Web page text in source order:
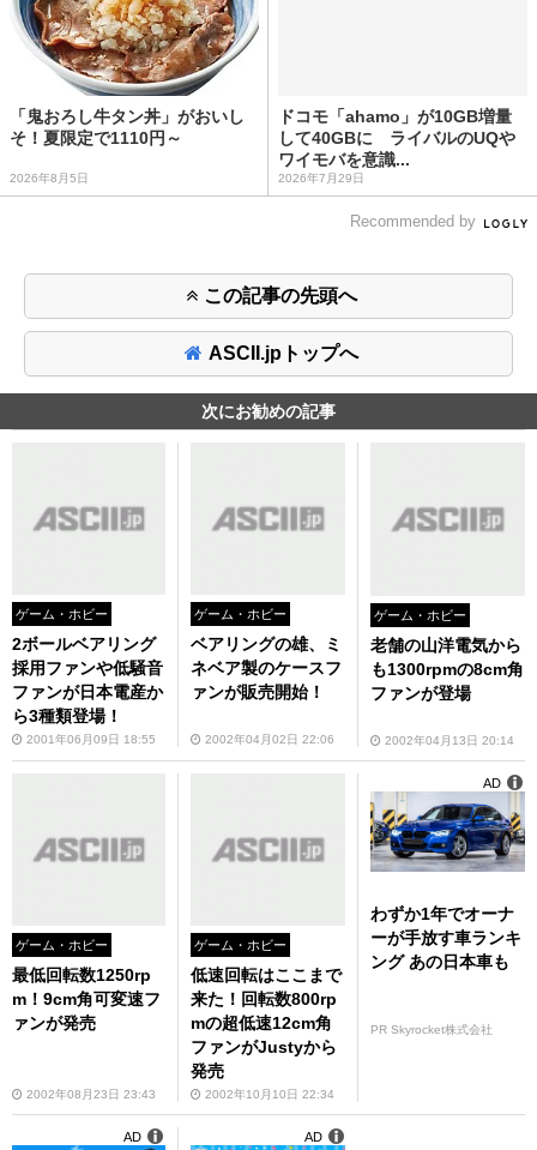
「鬼おろし牛タン丼」がおいし
そ！夏限定で1110円～
2026年8月5日
ドコモ「ahamo」が10GB増量
して40GBに ライバルのUQや
ワイモバを意識...
2026年7月29日
Recommended by
この記事の先頭へ
ASCII.jpトップへ
次にお勧めの記事
ゲーム・ホビー
2ボールベアリング
採用ファンや低騒音
ファンが日本電産か
ら3種類登場！
2001年06月09日 18:55
ゲーム・ホビー
ベアリングの雄、ミ
ネベア製のケースフ
ァンが販売開始！
2002年04月02日 22:06
ゲーム・ホビー
老舗の山洋電気から
も1300rpmの8cm角
ファンが登場
2002年04月13日 20:14
ゲーム・ホビー
最低回転数1250rp
m！9cm角可変速フ
ァンが発売
2002年08月23日 23:43
ゲーム・ホビー
低速回転はここまで
来た！回転数800rp
mの超低速12cm角
ファンがJustyから
発売
2002年10月10日 22:34
わずか1年でオーナ
ーが手放す車ランキ
ング あの日本車も
PR Skyrocket株式会社
AD
AD AD